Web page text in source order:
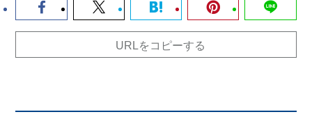
URLをコピーする